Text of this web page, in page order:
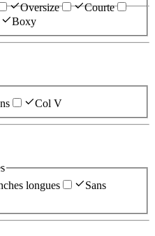
Oversize
Courte
Boxy
Col V
longues
Sans